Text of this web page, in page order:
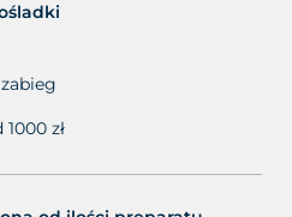
zabieg
1000 zł